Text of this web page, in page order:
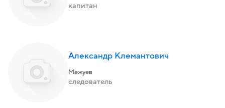
капитан
Александр Клемантович
Межуев
следователь